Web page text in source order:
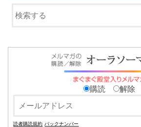
購読 解除
読者購読規約 バックナンバー